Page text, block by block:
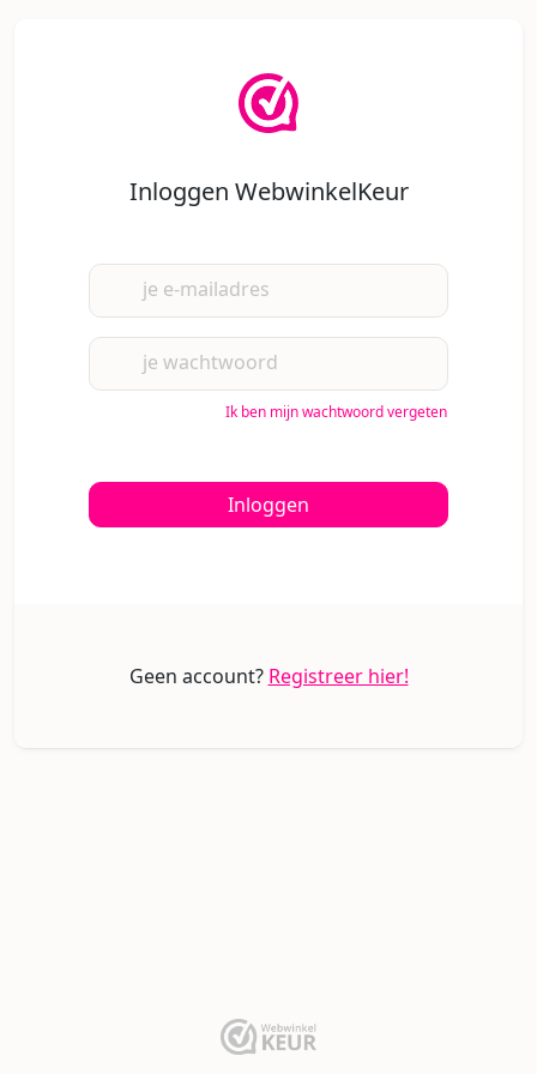
Inloggen WebwinkelKeur
je e-mailadres
je wachtwoord
Ik ben mijn wachtwoord vergeten
Inloggen
Geen account? Registreer hier!